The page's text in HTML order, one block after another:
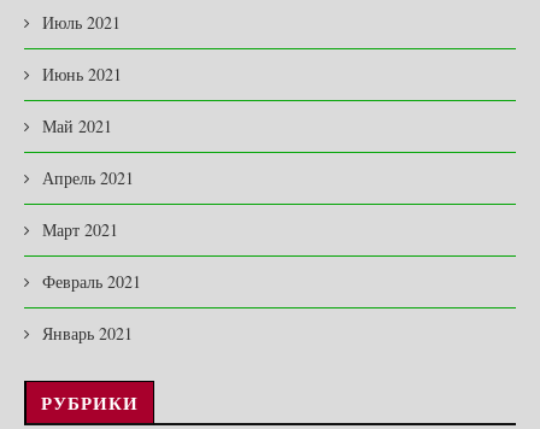
Июль 2021
Июнь 2021
Май 2021
Апрель 2021
Март 2021
Февраль 2021
Январь 2021
РУБРИКИ